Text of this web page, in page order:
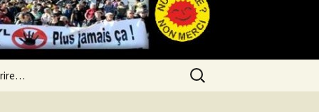
rire…
Rechercher :